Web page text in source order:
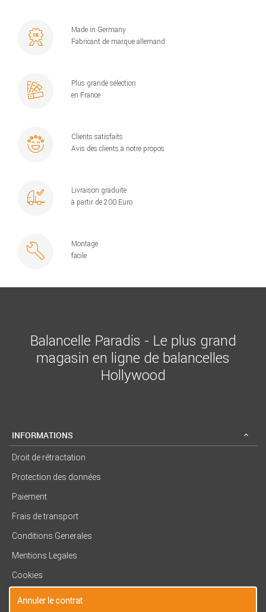
Made in Germany
Fabricant de marque allemand
Plus grande sélection
en France
Clients satisfaits
Avis des clients à notre propos
Livraison graduite
à partir de 200 Euro
Montage
facile
Balancelle Paradis - Le plus grand
magasin en ligne de balancelles
Hollywood
INFORMATIONS
Droit de rétractation
Protection des données
Paiement
Frais de transport
Conditions Generales
Mentions Legales
Cookies
Annuler le contrat